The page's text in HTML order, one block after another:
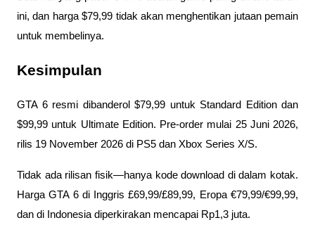
ini, dan harga $79,99 tidak akan menghentikan jutaan pemain
untuk membelinya.
Kesimpulan
GTA 6 resmi dibanderol $79,99 untuk Standard Edition dan
$99,99 untuk Ultimate Edition. Pre-order mulai 25 Juni 2026,
rilis 19 November 2026 di PS5 dan Xbox Series X/S.
Tidak ada rilisan fisik—hanya kode download di dalam kotak.
Harga GTA 6 di Inggris £69,99/£89,99, Eropa €79,99/€99,99,
dan di Indonesia diperkirakan mencapai Rp1,3 juta.